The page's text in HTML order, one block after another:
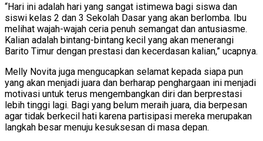
“Hari ini adalah hari yang sangat istimewa bagi siswa dan
siswi kelas 2 dan 3 Sekolah Dasar yang akan berlomba. Ibu
melihat wajah-wajah ceria penuh semangat dan antusiasme.
Kalian adalah bintang-bintang kecil yang akan menerangi
Barito Timur dengan prestasi dan kecerdasan kalian,” ucapnya.
Melly Novita juga mengucapkan selamat kepada siapa pun
yang akan menjadi juara dan berharap penghargaan ini menjadi
motivasi untuk terus mengembangkan diri dan berprestasi
lebih tinggi lagi. Bagi yang belum meraih juara, dia berpesan
agar tidak berkecil hati karena partisipasi mereka merupakan
langkah besar menuju kesuksesan di masa depan.